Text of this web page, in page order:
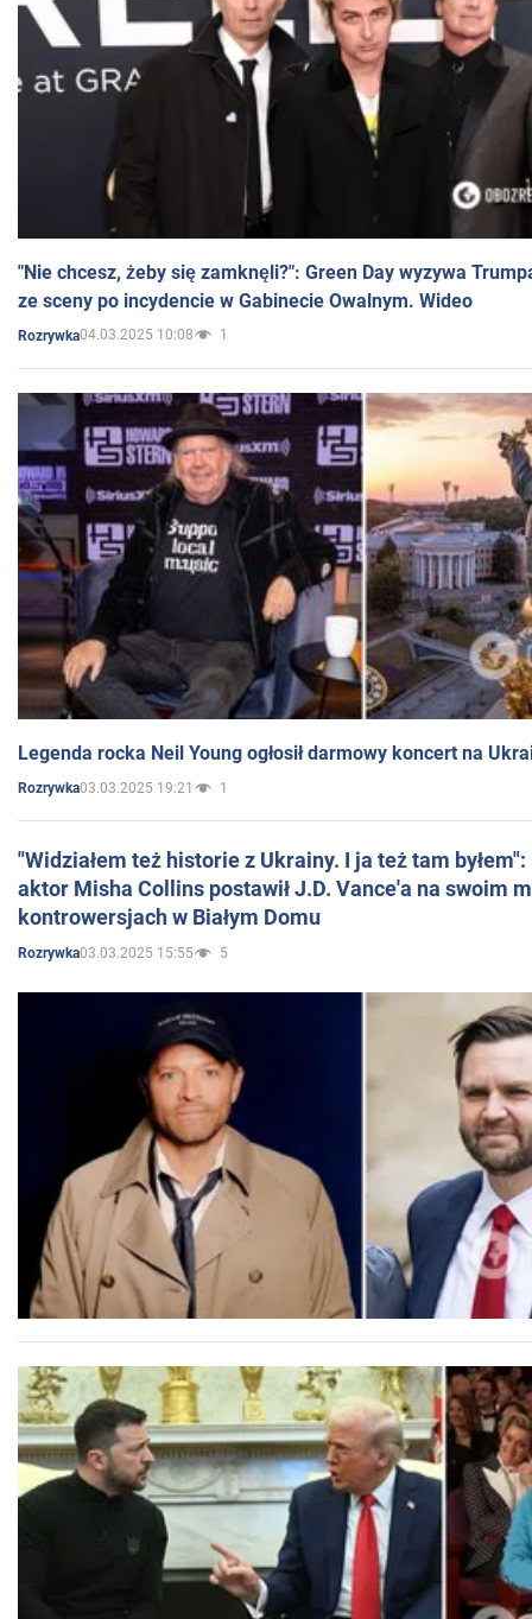
"Nie chcesz, żeby się zamknęli?": Green Day wyzywa
ze sceny po incydencie w Gabinecie Owalnym. Wideo
Rozrywka04.03.2025 10:08 1
Legenda rocka Neil Young ogłosił darmowy koncert na
Rozrywka03.03.2025 19:21 1
"Widziałem też historie z Ukrainy. I ja też tam
aktor Misha Collins postawił J.D. Vance'a na swoim
kontrowersjach w Białym Domu
Rozrywka03.03.2025 15:55 5